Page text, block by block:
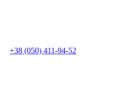
+38 (050) 411-94-52